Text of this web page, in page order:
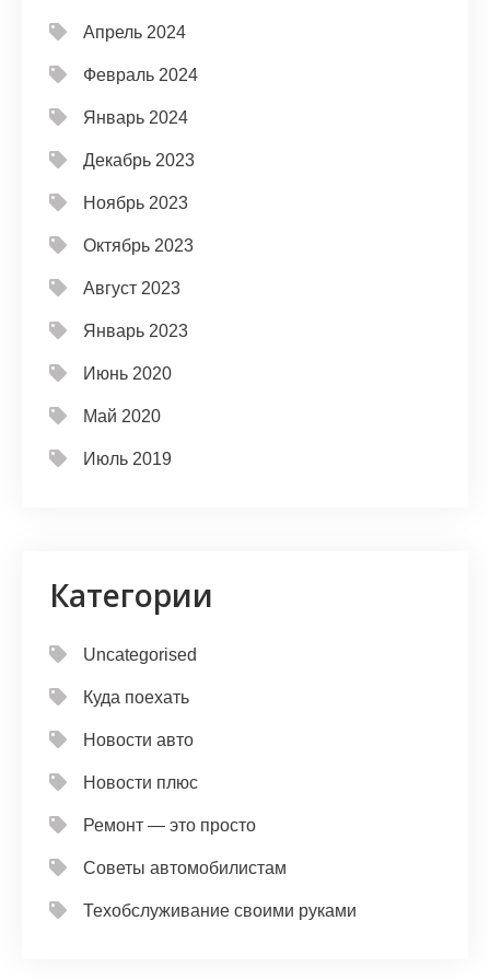
Апрель 2024
Февраль 2024
Январь 2024
Декабрь 2023
Ноябрь 2023
Октябрь 2023
Август 2023
Январь 2023
Июнь 2020
Май 2020
Июль 2019
Категории
Uncategorised
Куда поехать
Новости авто
Новости плюс
Ремонт — это просто
Советы автомобилистам
Техобслуживание своими руками